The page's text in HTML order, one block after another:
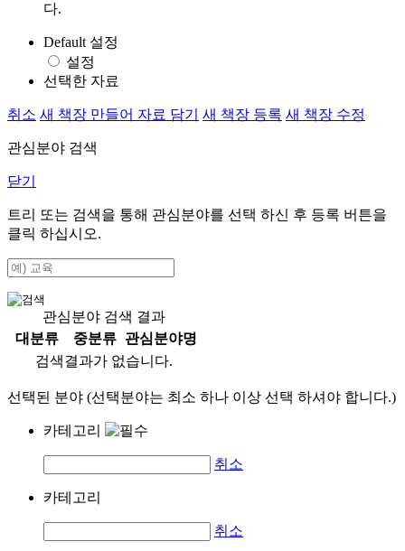
다.
Default 설정
설정
선택한 자료
취소 새 책장 만들어 자료 담기 새 책장 등록 새 책장 수정
관심분야 검색
닫기
트리 또는 검색을 통해 관심분야를 선택 하신 후 등록 버튼을
클릭 하십시오.
관심분야 검색 결과
대분류
중분류
관심분야명
검색결과가 없습니다.
선택된 분야 (선택분야는 최소 하나 이상 선택 하셔야 합니다.)
카테고리
취소
카테고리
취소